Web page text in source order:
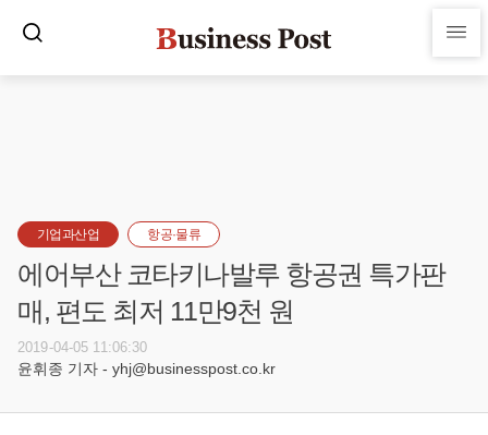
기업과산업 항공·물류
에어부산 코타키나발루 항공권 특가판
매, 편도 최저 11만9천 원
2019-04-05 11:06:30
윤휘종 기자 - yhj@businesspost.co.kr